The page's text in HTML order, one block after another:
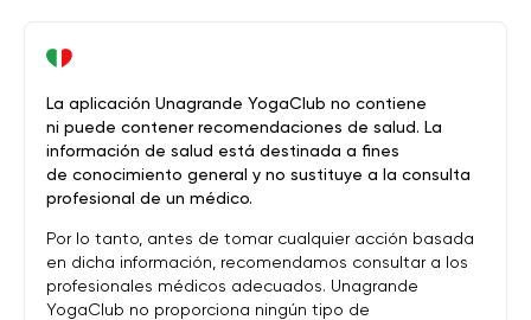
La aplicación Unagrande YogaClub no contiene
ni puede contener recomendaciones de salud. La
información de salud está destinada a fines
de conocimiento general y no sustituye a la consulta
profesional de un médico.
Por lo tanto, antes de tomar cualquier acción basada
en dicha información, recomendamos consultar a los
profesionales médicos adecuados. Unagrande
YogaClub no proporciona ningún tipo de